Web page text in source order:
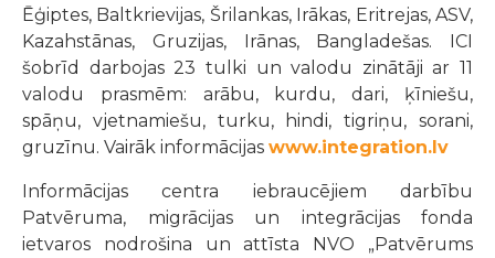
Ēģiptes, Baltkrievijas, Šrilankas, Irākas, Eritrejas, ASV,
Kazahstānas, Gruzijas, Irānas, Bangladešas. ICI
šobrīd darbojas 23 tulki un valodu zinātāji ar 11
valodu prasmēm: arābu, kurdu, dari, ķīniešu,
spāņu, vjetnamiešu, turku, hindi, tigriņu, sorani,
gruzīnu. Vairāk informācijas www.integration.lv
Informācijas centra iebraucējiem darbību
Patvēruma, migrācijas un integrācijas fonda
ietvaros nodrošina un attīsta NVO „Patvērums